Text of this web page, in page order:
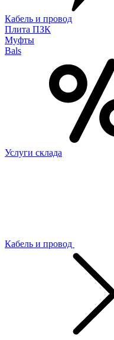
Кабель и провод
Плита ПЗК
Муфты
Bals
Услуги склада
Кабель и провод